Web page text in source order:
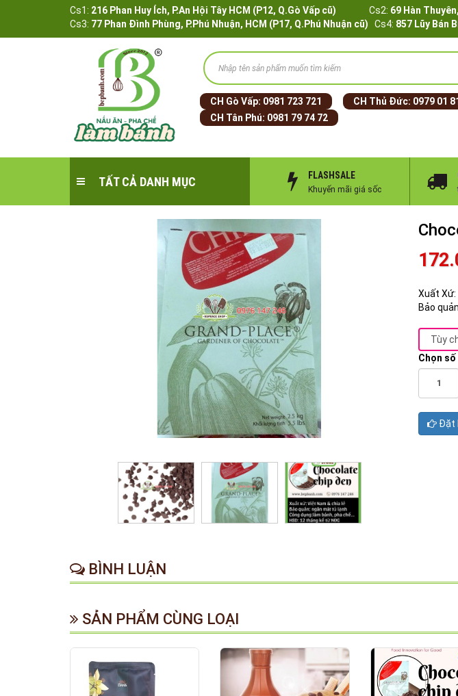
Cs1: 216 Phan Huy Ích, P.An Hội Tây HCM (P12, Q.Gò Vấp cũ) Cs2: 69 Hàn
Cs3: 77 Phan Đình Phùng, P.Phú Nhuận, HCM (P17, Q.Phú Nhuận cũ) Cs4: 857 Lũy Bán
CH Gò Vấp: 0981 723 721 CH Thủ Đức: 0979 01
CH Tân Phú: 0981 79 74 72
TẤT CẢ DANH MỤC FLASHSALE
Khuyến mãi giá sốc
Xuất Xứ:
Bảo
Chọn
Đặt
BÌNH LUẬN
SẢN PHẨM CÙNG LOẠI